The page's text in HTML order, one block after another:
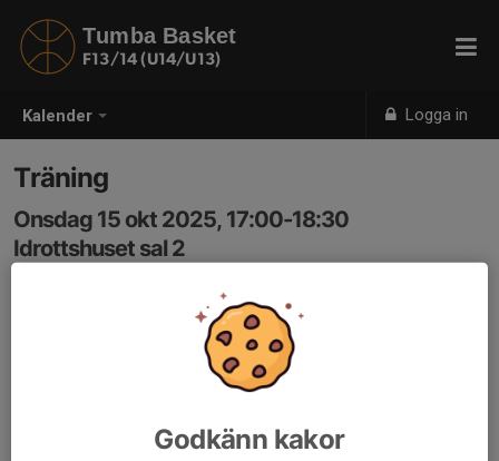
Kalender Logga in
Tumba Basket
F13/14 (U14/U13)
Träning
Onsdag 15 okt 2025, 17:00-18:30
Idrottshuset sal 2
Godkänn kakor